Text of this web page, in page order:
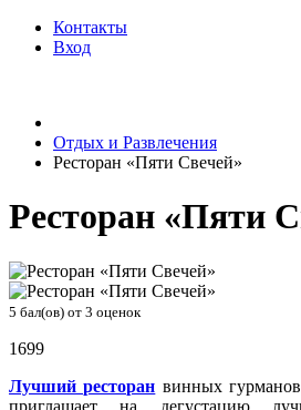
Контакты
Вход
Отдых и Развлечения
Ресторан «Пяти Свечей»
Ресторан «Пяти
5 бал(ов) от 3 оценок
1699
Лучший ресторан винных
приглашает на дегустацию